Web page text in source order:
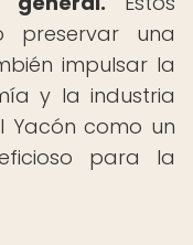
preservar una
impulsar la
y la industria
Yacón como un
para la